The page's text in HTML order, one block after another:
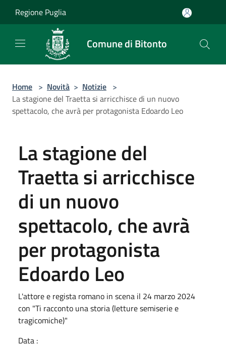
Regione Puglia
Comune di Bitonto
Home > Novità > Notizie >
La stagione del Traetta si arricchisce di un nuovo
spettacolo, che avrà per protagonista Edoardo Leo
La stagione del
Traetta si arricchisce
di un nuovo
spettacolo, che avrà
per protagonista
Edoardo Leo
L'attore e regista romano in scena il 24 marzo 2024
con "Ti racconto una storia (letture semiserie e
tragicomiche)"
Data :